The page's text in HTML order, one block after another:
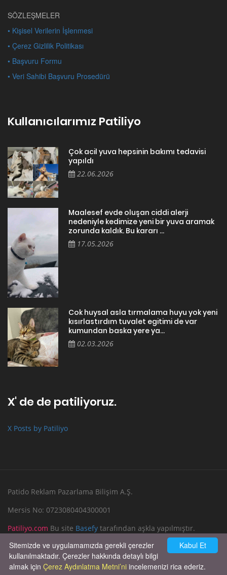
SÖZLEŞMELER
• Kişisel Verilerin İşlenmesi
• Çerez Gizlilik Politikası
• Başvuru Formu
• Veri Sahibi Başvuru Prosedürü
Kullanıcılarımız Patiliyo
Çok acil yuva hepsinin bakımı tedavisi
yapıldı
22.06.2026
Maalesef evde oluşan ciddi alerji
nedeniyle kedimize yeni bir yuva aramak
zorunda kaldık. Bu kararı ...
17.05.2026
Cok huysal asla tırmalama huyu yok yeni
kısırlastırdım tuvalet egitimi de var
kumundan baska yere ya...
02.03.2026
X' de de patiliyoruz.
X Posts by Patiliyo
Patido Reklam Pazarlama Bilişim A.Ş.
Mersis No: 0723080404300001
Patiliyo.com Bu site Basefy tarafından aşkla yapılmıştır.
Reklam Verin
Bize Yazın
Kabul Et
Sitemizde ve uygulamamızda gerekli çerezler
kullanılmaktadır. Çerezler hakkında detaylı bilgi
almak için Çerez Aydınlatma Metni’ni incelemenizi rica ederiz.